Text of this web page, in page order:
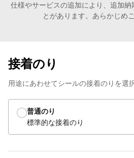
仕様やサービスの追加により、追加納
とがあります。あらかじめ
接着のり
用途にあわせてシールの接着のりを選
普通のり
標準的な接着のり